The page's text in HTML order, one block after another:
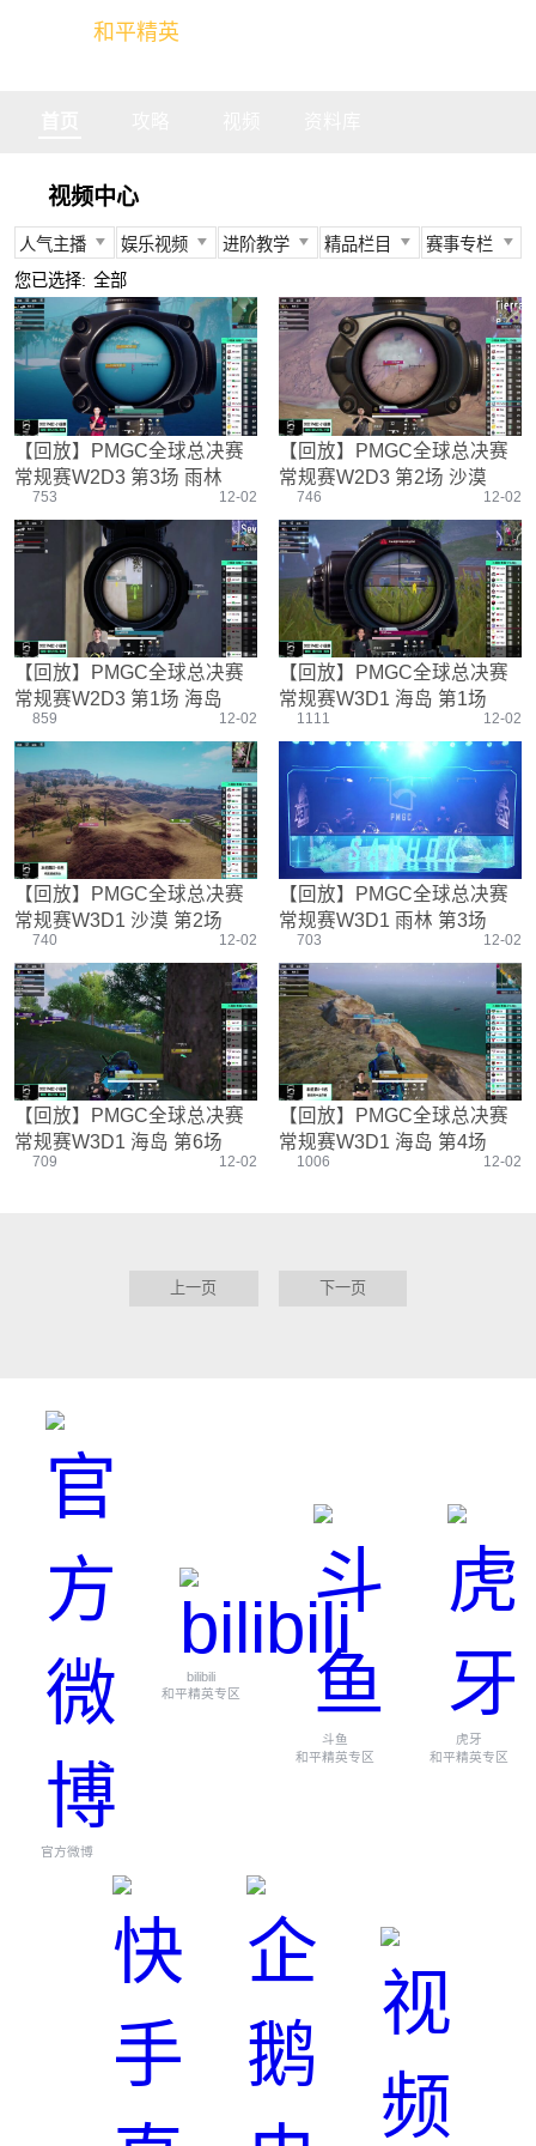
和平精英
视频中心
人气主播 娱乐视频 进阶教学 精品栏目 赛事专栏
所有
不求人
柔柔
难言
冬季
奇怪君
艺帝帝
晚玉
娱乐精英
情感电台
真人搞笑
带妹大作战
我的憨队友
身法教学
武器装备
资源分布
操作意识
刚枪技巧
野点发育
载具解析
游戏设置
压枪教学
落地选择
官方视频
燃烧吧大局观
盒子有话说
快来扶我
作死鸽
精英测评师
精英操作篇
主播搞笑篇
欢乐时刻
盒平老中医
防弹铁头团
PEC
PEL
TGA
PEGI
其他赛事
战队选手
赛事回放
精彩集锦
您已选择: 全部
【回放】PMGC全球总决赛
常规赛W2D3 第3场 雨林
753 12-02
【回放】PMGC全球总决赛
常规赛W2D3 第2场 沙漠
746 12-02
【回放】PMGC全球总决赛
常规赛W2D3 第1场 海岛
859 12-02
【回放】PMGC全球总决赛
常规赛W3D1 海岛 第1场
1111 12-02
【回放】PMGC全球总决赛
常规赛W3D1 沙漠 第2场
740 12-02
【回放】PMGC全球总决赛
常规赛W3D1 雨林 第3场
703 12-02
【回放】PMGC全球总决赛
常规赛W3D1 海岛 第6场
709 12-02
【回放】PMGC全球总决赛
常规赛W3D1 海岛 第4场
1006 12-02
上一页 下一页
官方微博
bilibili
和平精英专区
斗鱼
和平精英专区
虎牙
和平精英专区